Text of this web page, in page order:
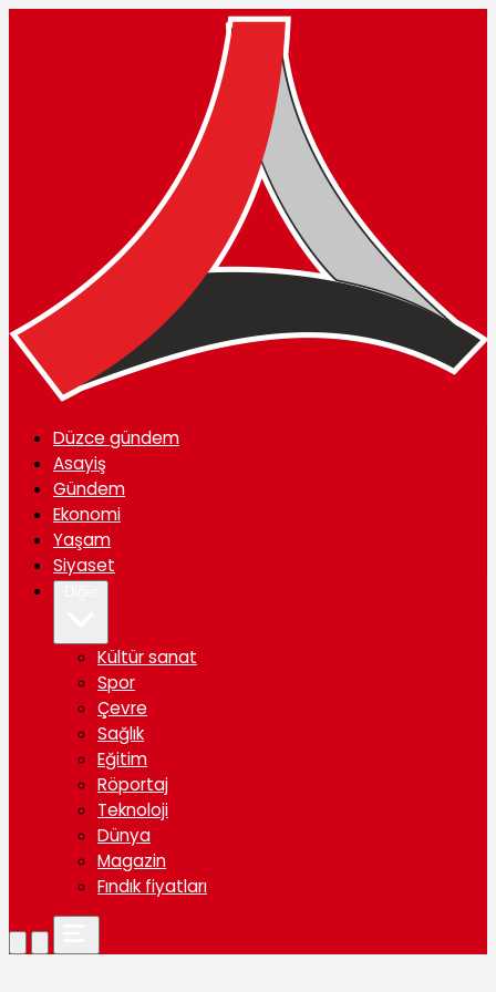
Düzce gündem
Asayiş
Gündem
Ekonomi
Yaşam
Siyaset
Kültür sanat
Spor
Çevre
Sağlık
Eğitim
Röportaj
Teknoloji
Dünya
Magazin
Fındık fiyatları